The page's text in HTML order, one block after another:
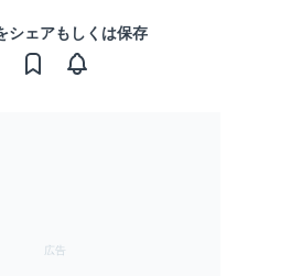
シェアもしくは保存